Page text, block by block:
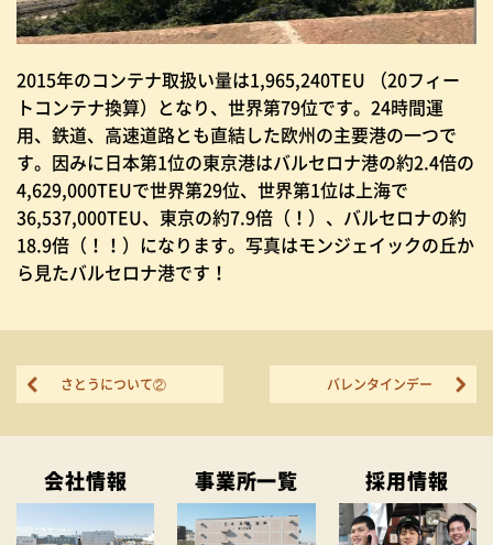
2015年のコンテナ取扱い量は1,965,240TEU （20フィー
トコンテナ換算）となり、世界第79位です。 24時間運
用、鉄道、高速道路とも直結した欧州の主要港の一つで
す。因みに日本第1位の東京港はバルセロナ港の約2.4倍の
4,629,000TEUで世界第29位、世界第1位は上海で
36,537,000TEU、東京の約7.9倍（！）、バルセロナの約
18.9倍（！！）になります。写真はモンジェイックの丘か
ら見たバルセロナ港です！
さとうについて② バレンタインデー
会社情報 事業所一覧 採用情報